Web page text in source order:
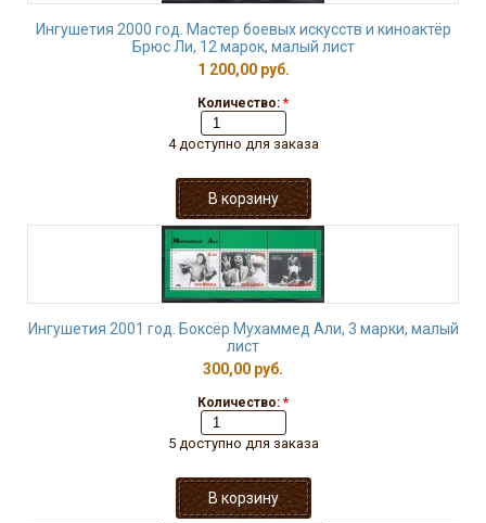
Ингушетия 2000 год. Мастер боевых искусств и киноактёр
Брюс Ли, 12 марок, малый лист
1 200,00 руб.
Количество: *
4 доступно для заказа
Ингушетия 2001 год. Боксёр Мухаммед Али, 3 марки, малый
лист
300,00 руб.
Количество: *
5 доступно для заказа